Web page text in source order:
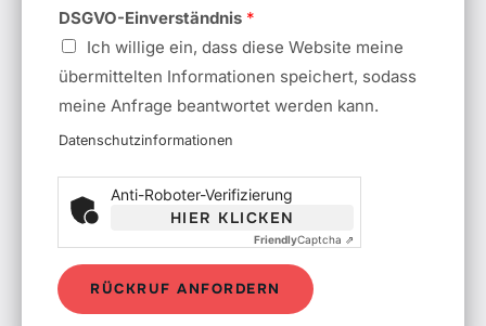
r
*
l
s
z
u
k
r
u
DSGVO-Einverständnis *
Ich willige ein, dass diese Website meine
übermittelten Informationen speichert, sodass
meine Anfrage beantwortet werden kann.
Datenschutzinformationen
Anti-Roboter-Verifizierung
HIER KLICKEN
FriendlyCaptcha ⇗
RÜCKRUF ANFORDERN